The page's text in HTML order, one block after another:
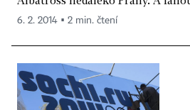
6. 2. 2014 ▪ 2 min. čtení